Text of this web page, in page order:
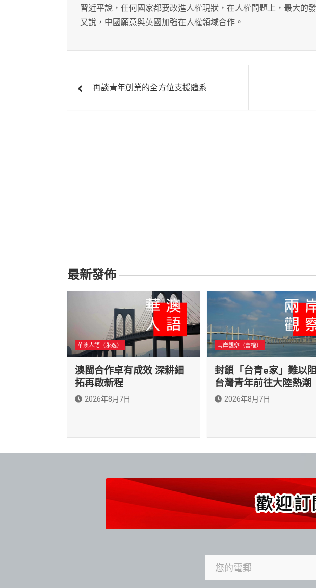
習近平說，任何國家都要改進人權現狀，在人權問題上，最大的
又說，中國願意與英國加強在人權領域合作。
章
再談青年創業的全方位支援體系
最新發佈
華澳人語（永逸）
澳閩合作卓有成效 深耕細
拓再啟新程
2026年8月7日
兩岸觀察（富權）
封鎖「台青e家」難以
台灣青年前往大陸熱潮
2026年8月7日